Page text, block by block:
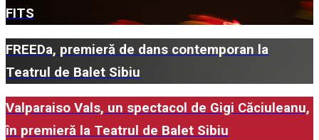
FITS
FREEDa, premieră de dans contemporan la
Teatrul de Balet Sibiu
Valparaiso Vals, un spectacol de Gigi Căciuleanu,
în premieră la Teatrul de Balet Sibiu